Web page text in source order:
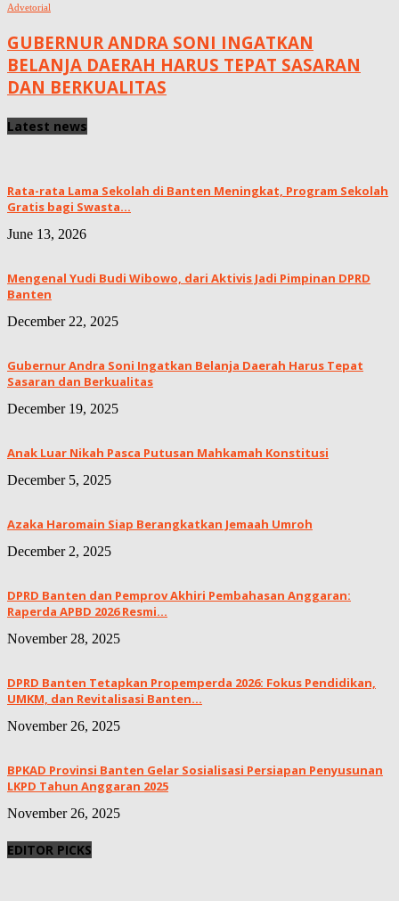
Advetorial
GUBERNUR ANDRA SONI INGATKAN
BELANJA DAERAH HARUS TEPAT SASARAN
DAN BERKUALITAS
Latest news
Rata-rata Lama Sekolah di Banten Meningkat, ‎Program Sekolah
Gratis bagi Swasta...
June 13, 2026
Mengenal Yudi Budi Wibowo, dari Aktivis Jadi Pimpinan DPRD
Banten
December 22, 2025
Gubernur Andra Soni Ingatkan Belanja Daerah Harus Tepat
Sasaran dan Berkualitas
December 19, 2025
Anak Luar Nikah Pasca Putusan Mahkamah Konstitusi
December 5, 2025
Azaka Haromain Siap Berangkatkan Jemaah Umroh
December 2, 2025
DPRD Banten dan Pemprov Akhiri Pembahasan Anggaran:
Raperda APBD 2026 Resmi...
November 28, 2025
DPRD Banten Tetapkan Propemperda 2026: Fokus Pendidikan,
UMKM, dan Revitalisasi Banten...
November 26, 2025
BPKAD Provinsi Banten Gelar Sosialisasi Persiapan Penyusunan
LKPD Tahun Anggaran 2025
November 26, 2025
EDITOR PICKS